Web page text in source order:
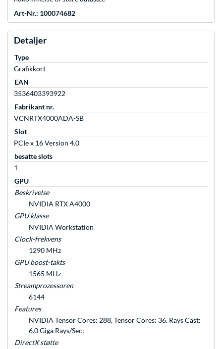
Art-Nr.: 100074682
Detaljer
Type
Grafikkort
EAN
3536403393922
Fabrikant nr.
VCNRTX4000ADA-SB
Slot
PCIe x 16 Version 4.0
besatte slots
1
GPU
Beskrivelse
NVIDIA RTX A4000
GPU klasse
NVIDIA Workstation
Clock-frekvens
1290 MHz
GPU boost-takts
1565 MHz
Streamprozessoren
6144
Features
NVIDIA Tensor Cores: 288, Tensor Cores: 36. Rays Cast:
6.0 Giga Rays/Sec;
DirectX støtte